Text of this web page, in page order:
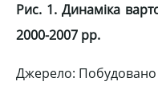
Рис. 1. Динаміка
2000-2007 рр.
Джерело: Побудовано